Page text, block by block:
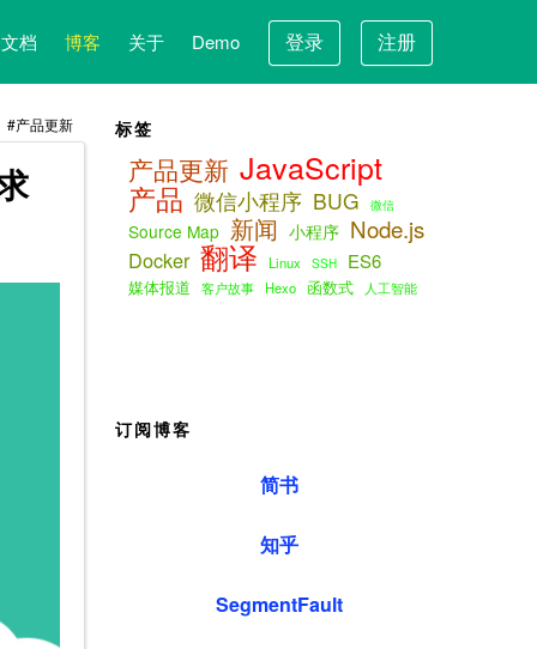
文档 博客 关于 Demo 登录 注册
产品更新 标签
产品更新 JavaScript
产品 微信小程序 BUG 微信
Source Map 新闻 小程序 Node.js
Docker 翻译 Linux SSH ES6
媒体报道 客户故事 Hexo 函数式 人工智能
订阅博客
简书
知乎
SegmentFault